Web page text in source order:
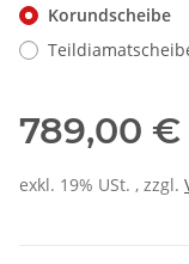
Korundscheibe
789,00 €
exkl. 19% USt. , zzgl.